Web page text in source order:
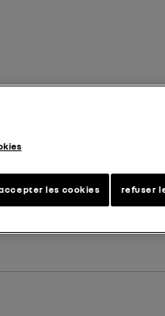
refuser
les cookies